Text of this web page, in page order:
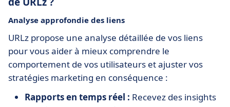
Analyse approfondie des liens
URLz propose une analyse détaillée de vos liens
pour vous aider à mieux comprendre le
comportement de vos utilisateurs et ajuster vos
stratégies marketing en conséquence :
Rapports en temps réel : Recevez des insights